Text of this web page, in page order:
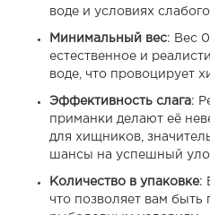
воде и условиях
Минимальный вес: Вес
естественное и
воде, что провоцирует
Эффективность слага:
приманки делают её
для хищников,
шансы на успешный
Количество в упаковке:
что позволяет вам